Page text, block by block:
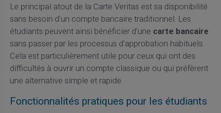
Le principal atout de la Carte Veritas est sa disponibilité
sans besoin d'un compte bancaire traditionnel. Les
étudiants peuvent ainsi bénéficier d'une carte bancaire
sans passer par les processus d'approbation habituels.
Cela est particulièrement utile pour ceux qui ont des
difficultés à ouvrir un compte classique ou qui préfèrent
une alternative simple et rapide.
Fonctionnalités pratiques pour les étudiants